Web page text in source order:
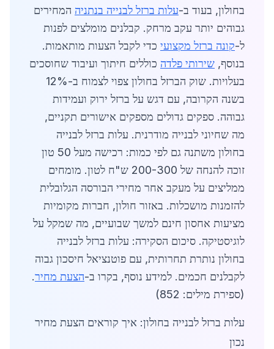
בחולון, בעוד ב-עלות ברזל לבנייה בנתניה המחירים
גבוהים יותר עקב מרחק. קבלנים מומלצים לפנות
ל-קונה ברזל מקצועי כדי לקבל הצעות מותאמות.
בנוסף, שירותי פלדה כוללים חיתוך ועיבוד שחוסכים
בעלויות. שוק הברזל בחולון צפוי לצמוח ב-12%
בשנה הקרובה, עם דגש על ברזל ירוק ועמידות
גבוהה. ספקים גדולים מספקים אישורים תקניים,
מה שחיוני לבנייה מודרנית. עלות ברזל לבנייה
בחולון משתנה גם לפי כמות: רכישה מעל 50 טון
זוכה להנחה של 200-300 ש"ח לטון. מומחים
ממליצים על מעקב אחר מחירי הבורסה הגלובלית
להזמנות מושכלות. באזור חולון, חברות מקומיות
מציעות אחסון חינם למשך שבועיים, מה שמקל על
לוגיסטיקה. סיכום הסקירה: עלות ברזל לבנייה
בחולון נותרת תחרותית, עם פוטנציאל חיסכון גבוה
לקבלנים חכמים. למידע נוסף, בקרו ב-הצעת מחיר.
(ספירת מילים: 852)
עלות ברזל לבנייה בחולון: איך קוראים הצעת מחיר
נכון